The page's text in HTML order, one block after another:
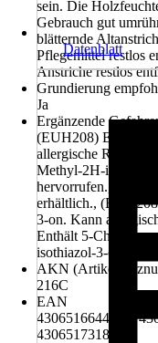
sein. Die
Gebrauch gut
blätternde
Pflegemittel restlos
Anstriche restlos
Grundierung
Ja
Ergänzende
(EUH208) Enthält
allergische
Methyl-2H-
hervorrufen.,
erhältlich.,
3-on. Kann
Enthält 5-Chlor-2-
isothiazol-3-on
AKN
216C
EAN
4306516644384,
4306517318598
Datenblatt